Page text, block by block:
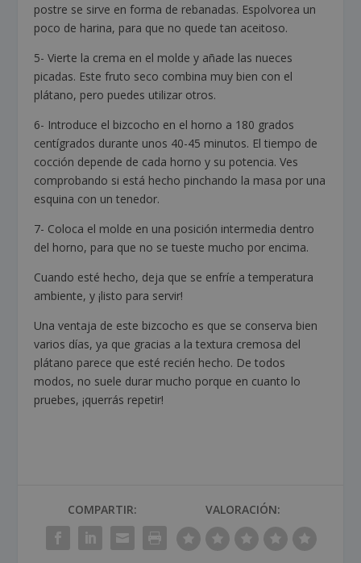
postre se sirve en forma de rebanadas. Espolvorea un
poco de harina, para que no quede tan aceitoso.
5- Vierte la crema en el molde y añade las nueces
picadas. Este fruto seco combina muy bien con el
plátano, pero puedes utilizar otros.
6- Introduce el bizcocho en el horno a 180 grados
centígrados durante unos 40-45 minutos. El tiempo de
cocción depende de cada horno y su potencia. Ves
comprobando si está hecho pinchando la masa por una
esquina con un tenedor.
7- Coloca el molde en una posición intermedia dentro
del horno, para que no se tueste mucho por encima.
Cuando esté hecho, deja que se enfríe a temperatura
ambiente, y ¡listo para servir!
Una ventaja de este bizcocho es que se conserva bien
varios días, ya que gracias a la textura cremosa del
plátano parece que esté recién hecho. De todos
modos, no suele durar mucho porque en cuanto lo
pruebes, ¡querrás repetir!
COMPARTIR: VALORACIÓN: